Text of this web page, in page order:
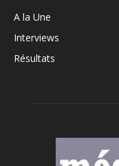
A la Une
Interviews
Résultats